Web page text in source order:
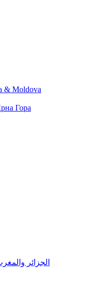
& Moldova
Гора
/ الجزائر